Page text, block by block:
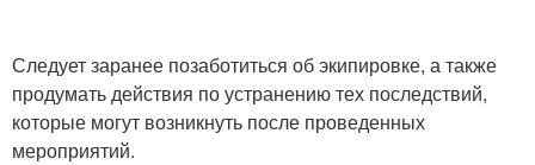
Следует заранее позаботиться об экипировке, а также
продумать действия по устранению тех последствий,
которые могут возникнуть после проведенных
мероприятий.